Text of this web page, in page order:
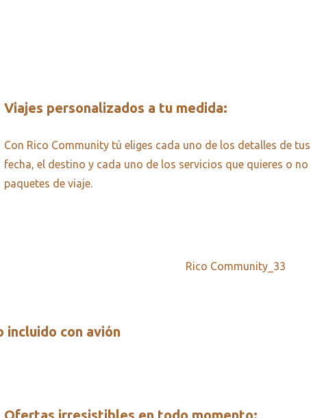
Viajes personalizados a tu medida:
Con Rico Community tú eliges cada uno de los detalles de
fecha, el destino y cada uno de los servicios que quieres o
paquetes de viaje.
incluido con avión